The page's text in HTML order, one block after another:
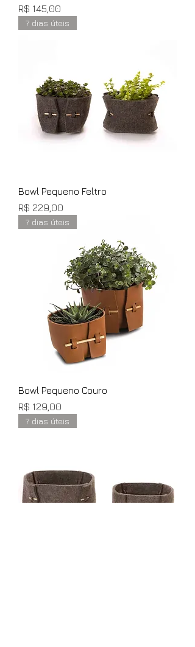
Preço
R$ 145,00
7 dias úteis
Bowl Pequeno Feltro
Preço
R$ 229,00
7 dias úteis
Bowl Pequeno Couro
Preço
R$ 129,00
7 dias úteis